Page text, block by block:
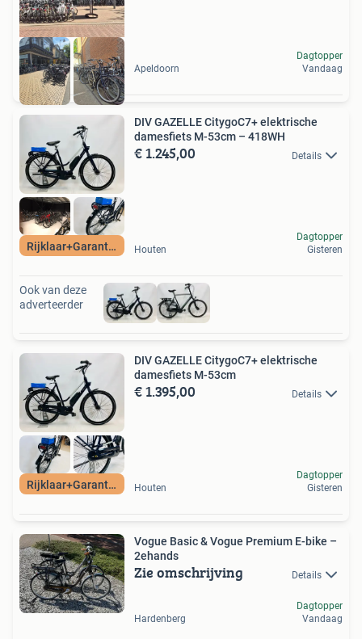
Apeldoorn
Dagtopper
Vandaag
Rijklaar+Garantie
DIV GAZELLE CitygoC7+ elektrische
damesfiets M-53cm – 418WH
€ 1.245,00 Details
Houten
Dagtopper
Gisteren
Ook van deze
adverteerder
Rijklaar+Garantie
DIV GAZELLE CitygoC7+ elektrische
damesfiets M-53cm
€ 1.395,00 Details
Houten
Dagtopper
Gisteren
Vogue Basic & Vogue Premium E-bike –
2ehands
Zie omschrijving Details
Hardenberg
Dagtopper
Vandaag